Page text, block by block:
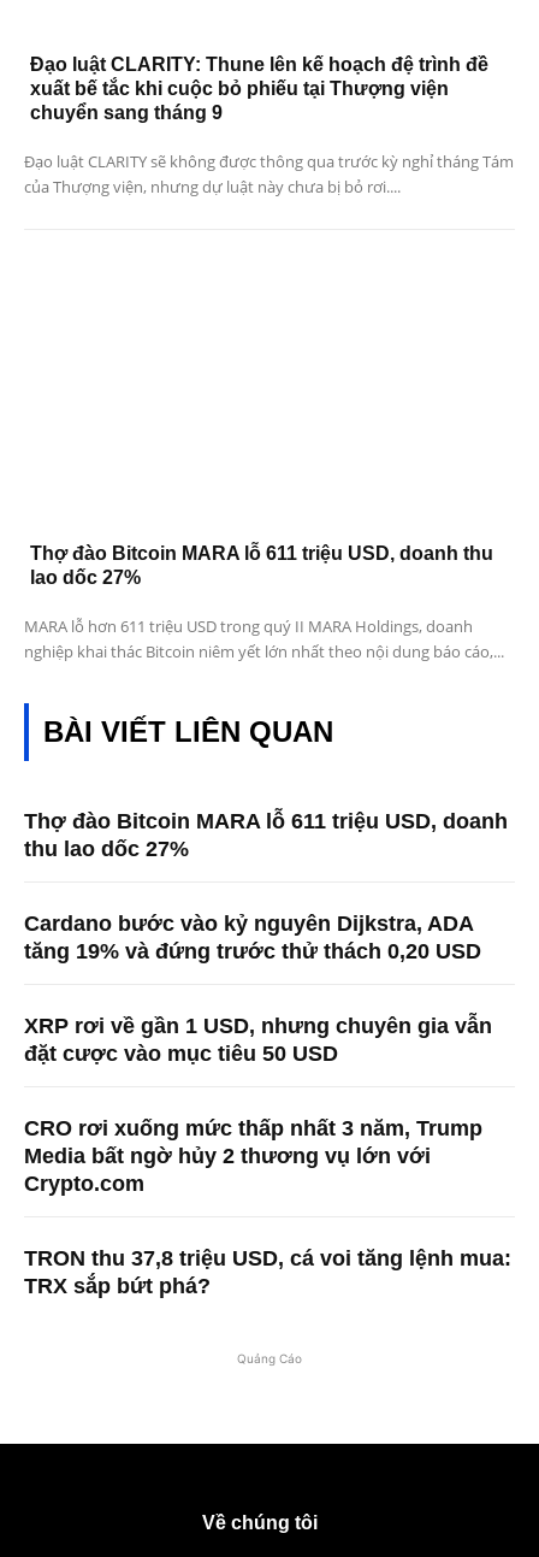
Đạo luật CLARITY: Thune lên kế hoạch đệ trình đề
xuất bế tắc khi cuộc bỏ phiếu tại Thượng viện
chuyển sang tháng 9
Đạo luật CLARITY sẽ không được thông qua trước kỳ nghỉ tháng Tám
của Thượng viện, nhưng dự luật này chưa bị bỏ rơi....
Thợ đào Bitcoin MARA lỗ 611 triệu USD, doanh thu
lao dốc 27%
MARA lỗ hơn 611 triệu USD trong quý II MARA Holdings, doanh
nghiệp khai thác Bitcoin niêm yết lớn nhất theo nội dung báo cáo,...
BÀI VIẾT LIÊN QUAN
Thợ đào Bitcoin MARA lỗ 611 triệu USD, doanh
thu lao dốc 27%
Cardano bước vào kỷ nguyên Dijkstra, ADA
tăng 19% và đứng trước thử thách 0,20 USD
XRP rơi về gần 1 USD, nhưng chuyên gia vẫn
đặt cược vào mục tiêu 50 USD
CRO rơi xuống mức thấp nhất 3 năm, Trump
Media bất ngờ hủy 2 thương vụ lớn với
Crypto.com
TRON thu 37,8 triệu USD, cá voi tăng lệnh mua:
TRX sắp bứt phá?
Quảng Cáo
Về chúng tôi